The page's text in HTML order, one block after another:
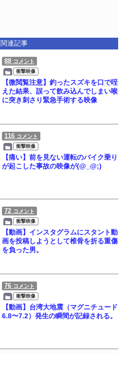
関連記事
88 コメント
衝撃映像
【微閲覧注意】釣ったスズキを口で咥
えた結果、誤って飲み込んでしまい喉
に突き刺さり緊急手術する映像
116 コメント
衝撃映像
【痛い】前を見ない運転のバイク乗り
が起こした事故の映像が(@_@;)
72 コメント
衝撃映像
【動画】インスタグラムにスタント動
画を投稿しようとして椎骨を折る重傷
を負った男。
76 コメント
衝撃映像
【動画】台湾大地震（マグニチュード
6.8〜7.2）発生の瞬間が記録される。